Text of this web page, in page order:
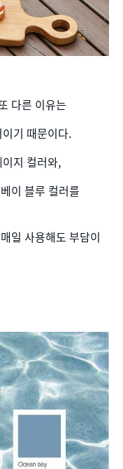
다른 이유는
기 때문이다.
지 컬러와,
이 블루 컬러를
일 사용해도 부담이